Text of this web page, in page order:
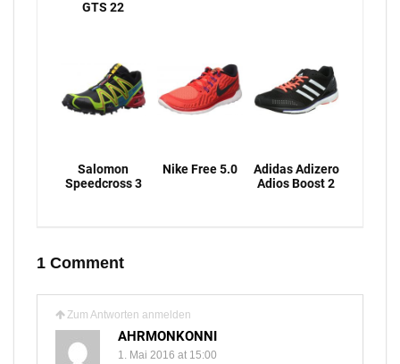
GTS 22
Salomon
Speedcross 3
Nike Free 5.0
Adidas Adizero
Adios Boost 2
1 Comment
Zum Antworten anmelden
AHRMONKONNI
1. Mai 2016 at 15:00